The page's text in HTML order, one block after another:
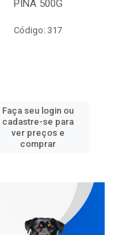
PINA 500G
Código: 317
Faça seu login ou
cadastre-se para
ver preços e
comprar